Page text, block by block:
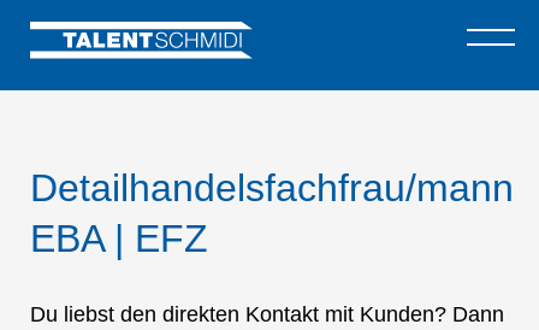
Detailhandelsfachfrau/mann
EBA | EFZ
Du liebst den direkten Kontakt mit Kunden? Dann